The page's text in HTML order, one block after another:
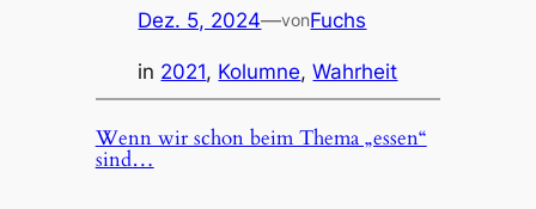
Dez. 5, 2024—vonFuchs
in 2021, Kolumne, Wahrheit
Wenn wir schon beim Thema „essen“
sind…